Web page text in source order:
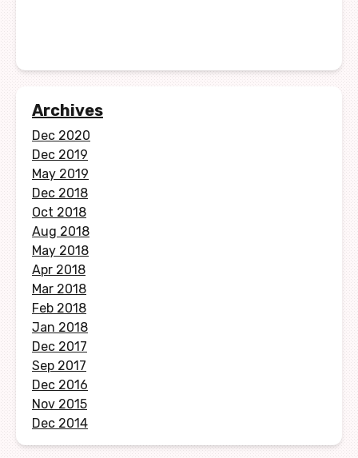
Archives
Dec 2020
Dec 2019
May 2019
Dec 2018
Oct 2018
Aug 2018
May 2018
Apr 2018
Mar 2018
Feb 2018
Jan 2018
Dec 2017
Sep 2017
Dec 2016
Nov 2015
Dec 2014